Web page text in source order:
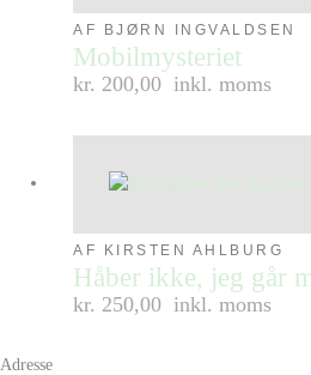
AF BJØRN INGVALDSEN
Mobilmysteriet
kr. 200,00 inkl. moms
AF KIRSTEN AHLBURG
Håber ikke, jeg går
kr. 250,00 inkl. moms
Adresse